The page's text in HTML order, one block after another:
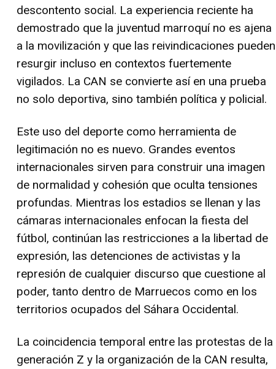
descontento social. La experiencia reciente ha
demostrado que la juventud marroquí no es ajena
a la movilización y que las reivindicaciones pueden
resurgir incluso en contextos fuertemente
vigilados. La CAN se convierte así en una prueba
no solo deportiva, sino también política y policial.
Este uso del deporte como herramienta de
legitimación no es nuevo. Grandes eventos
internacionales sirven para construir una imagen
de normalidad y cohesión que oculta tensiones
profundas. Mientras los estadios se llenan y las
cámaras internacionales enfocan la fiesta del
fútbol, continúan las restricciones a la libertad de
expresión, las detenciones de activistas y la
represión de cualquier discurso que cuestione al
poder, tanto dentro de Marruecos como en los
territorios ocupados del Sáhara Occidental.
La coincidencia temporal entre las protestas de la
generación Z y la organización de la CAN resulta,